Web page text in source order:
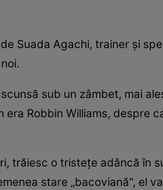
Suada Agachi, trainer și
sub un zâmbet, mai
Robbin Williams, despre
trăiesc o tristețe adâncă în
stare „bacoviană", el